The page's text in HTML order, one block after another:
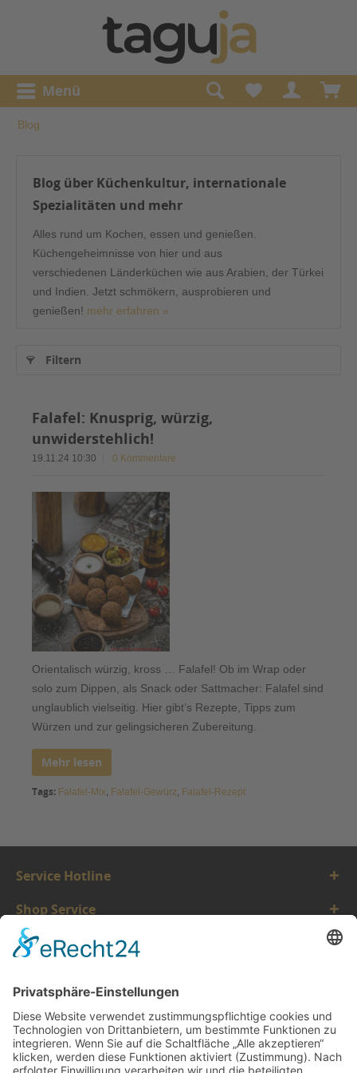
Menü
Blog
Blog über Küchenkultur, internationale
Spezialitäten und mehr
Alles rund um Kochen, essen und genießen.
Küchengeheimnisse von hier und aus
verschiedenen Länderküchen wie aus Arabien, der Türkei
und Indien. Jetzt schmökern, ausprobieren und
genießen! mehr erfahren »
Filtern
Falafel: Knusprig, würzig,
unwiderstehlich!
19.11.24 10:30 0 Kommentare
Orientalisch würzig, kross … Falafel! Ob im Wrap oder
solo zum Dippen, als Snack oder Sattmacher: Falafel sind
unglaublich vielseitig. Hier gibt’s Rezepte, Tipps zum
Würzen und zur gelingsicheren Zubereitung.
Mehr lesen
Tags: Falafel-Mix, Falafel-Gewürz, Falafel-Rezept
Service Hotline
Shop Service
Informationen
* Alle Preise inkl. gesetzl. Mehrwertsteuer zzgl.Versandkosten.